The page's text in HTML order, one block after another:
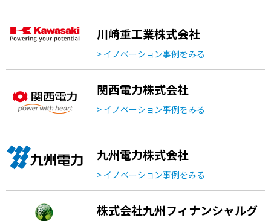
川崎重工業株式会社
> イノベーション事例をみる
関西電力株式会社
> イノベーション事例をみる
九州電力株式会社
> イノベーション事例をみる
株式会社九州フィナンシャルグ